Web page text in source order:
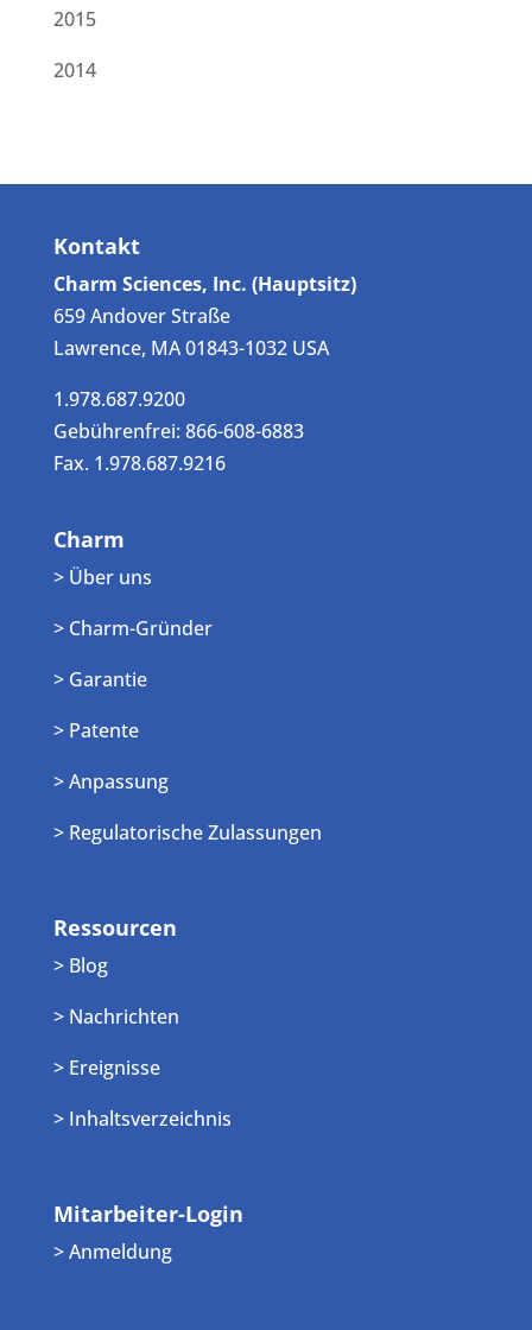
2015
2014
Kontakt
Charm Sciences, Inc. (Hauptsitz)
659 Andover Straße
Lawrence, MA 01843-1032 USA
1.978.687.9200
Gebührenfrei: 866-608-6883
Fax. 1.978.687.9216
Charm
> Über uns
> Charm-Gründer
> Garantie
> Patente
> Anpassung
> Regulatorische Zulassungen
Ressourcen
> Blog
> Nachrichten
> Ereignisse
> Inhaltsverzeichnis
Mitarbeiter-Login
> Anmeldung